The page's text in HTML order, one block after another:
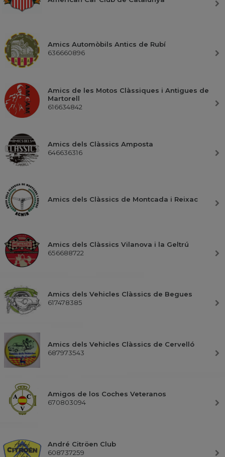
Amics Automòbils Antics de Rubí
636660896
Amics de les Motos Clàssiques i Antigues de
Martorell
616634842
Amics dels Clàssics Amposta
646636316
Amics dels Clàssics de Montcada i Reixac
Amics dels Clàssics Vilanova i la Geltrú
656688722
Amics dels Vehicles Clàssics de Begues
617478385
Amics dels Vehicles Clàssics de Cervelló
687973543
Amigos de los Coches Veteranos
670803094
André Citröen Club
608737259